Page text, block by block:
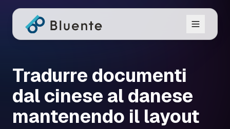
Tradurre documenti
dal cinese al danese
mantenendo il layout